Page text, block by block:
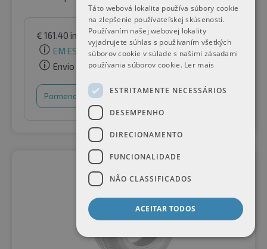
€ 161.40 incl. IVApor Raifen Paket GmbH
EM ESTOQUE
Envio gratuito
Pormenores Cesto de compras
Táto webová lokalita používa súbory cookie
na zlepšenie používateľskej skúsenosti.
Používaním našej webovej lokality
vyjadrujete súhlas s používaním všetkých
súborov cookie v súlade s našimi zásadami
používania súborov cookie. Ler mais
ESTRITAMENTE NECESSÁRIOS
DESEMPENHO
DIRECIONAMENTO
FUNCIONALIDADE
NÃO CLASSIFICADOS
ACEITAR TODOS